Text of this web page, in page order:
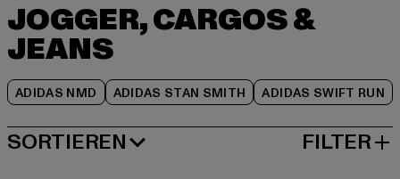
JOGGER, CARGOS &
JEANS
ADIDAS NMD ADIDAS STAN SMITH ADIDAS SWIFT RUN
SORTIEREN
BELIEBTESTE FILTER